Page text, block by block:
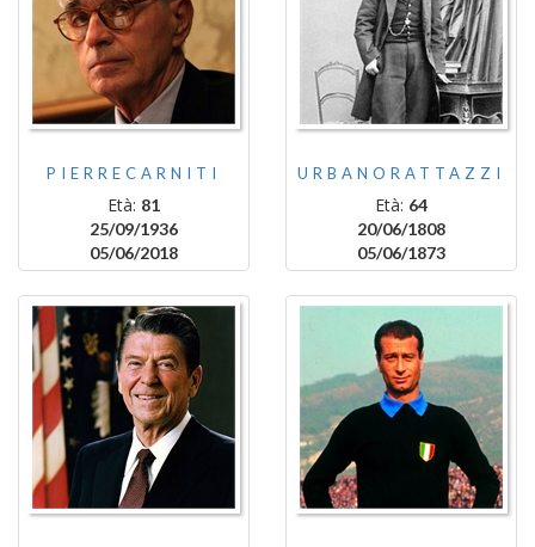
PIERRECARNITI
Età: 81
25/09/1936
05/06/2018
URBANORATTAZZI
Età: 64
20/06/1808
05/06/1873